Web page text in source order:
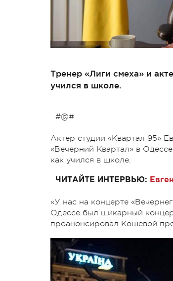
Тренер «Лиги смеха» и
учился в школе.
#@#
Актер студии «Квартал 95»
«Вечерний Квартал» в
как учился в школе.
ЧИТАЙТЕ ИНТЕРВЬЮ:
«У нас на концерте
Одессе был шикарный
проанонсировал Кошевой